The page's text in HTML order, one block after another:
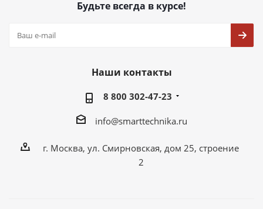
Будьте всегда в курсе!
Наши контакты
8 800 302-47-23
info@smarttechnika.ru
г. Москва, ул. Смирновская, дом 25, строение
2